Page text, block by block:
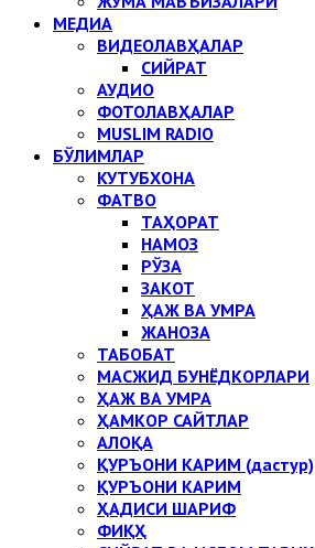
МЕДИА
ВИДЕОЛАВҲАЛАР
СИЙРАТ
АУДИО
ФОТОЛАВҲАЛАР
MUSLIM RADIO
БЎЛИМЛАР
КУТУБХОНА
ФАТВО
ТАҲОРАТ
НАМОЗ
РЎЗА
ЗАКОТ
ҲАЖ ВА УМРА
ЖАНОЗА
ТАБОБАТ
МАСЖИД БУНЁДКОРЛАРИ
ҲАЖ ВА УМРА
ҲАМКОР САЙТЛАР
АЛОҚА
ҚУРЪОНИ КАРИМ (дастур)
ҚУРЪОНИ КАРИМ
ҲАДИСИ ШАРИФ
ФИҚҲ